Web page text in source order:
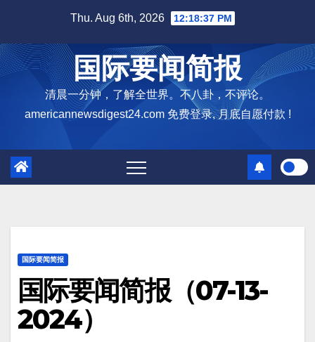
content
Thu. Aug 6th, 2026 12:18:38 PM
国际要闻简报
清晨一分钟，了解全世界。不八卦，不评论。
americannewsdigest24.com 免费登录, 月底自愿付款 !
国际要闻简报
国际要闻简报（07-13-
2024）